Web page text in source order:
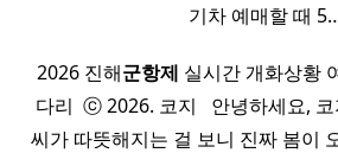
기차 예매할 때
​ 2026 진해군항제 실시간 개화상황
다리 ​ ⓒ 2026. 코지 ​ ​ 안녕하세요,
씨가 따뜻해지는 걸 보니 진짜 봄이